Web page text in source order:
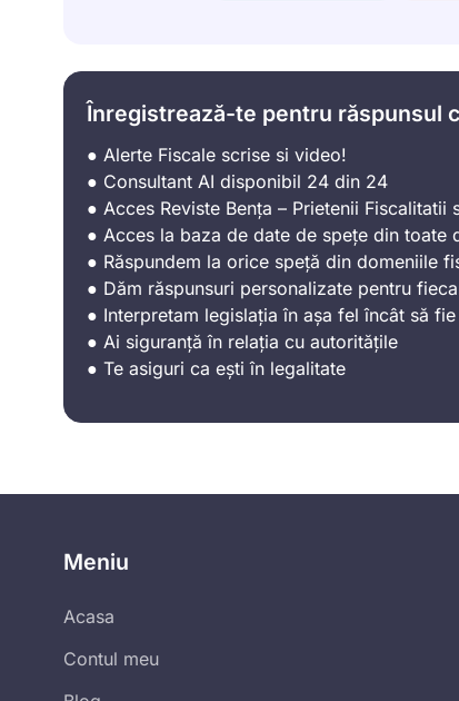
Înregistrează-te pentru răspunsul
● Alerte Fiscale scrise si video!
● Consultant AI disponibil 24 din 24
● Acces Reviste Bența – Prietenii Fiscalitatii
● Acces la baza de date de spețe din toate
● Răspundem la orice speță din domeniile
● Dăm răspunsuri personalizate pentru
● Interpretam legislația în așa fel încât să
● Ai siguranță în relația cu autoritățile
● Te asiguri ca ești în legalitate
Meniu
Acasa
Contul meu